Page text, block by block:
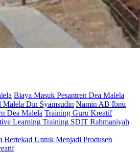
Biaya Masuk Pesantren Dea Malela
Malela Din Syamsudin Namin AB Ibnu
Dea Malela Training Guru Kreatif
Learning Training SDIT Rahmaniyah
Bertekad Untuk Menjadi Produsen